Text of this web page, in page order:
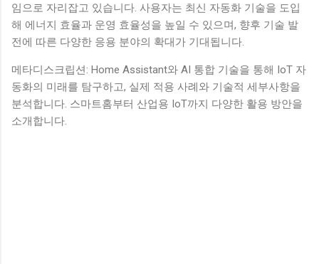
임으로 자리잡고 있습니다. 사용자는 최신 자동화 기술을 도입
해 에너지 효율과 운영 효율성을 높일 수 있으며, 향후 기술 발
전에 따른 다양한 응용 분야의 확대가 기대됩니다.
메타디스크립션: Home Assistant와 AI 통합 기술을 통해 IoT 자
동화의 미래를 탐구하고, 실제 적용 사례와 기술적 세부사항을
분석합니다. 스마트홈부터 산업용 IoT까지 다양한 활용 방안을
소개합니다.